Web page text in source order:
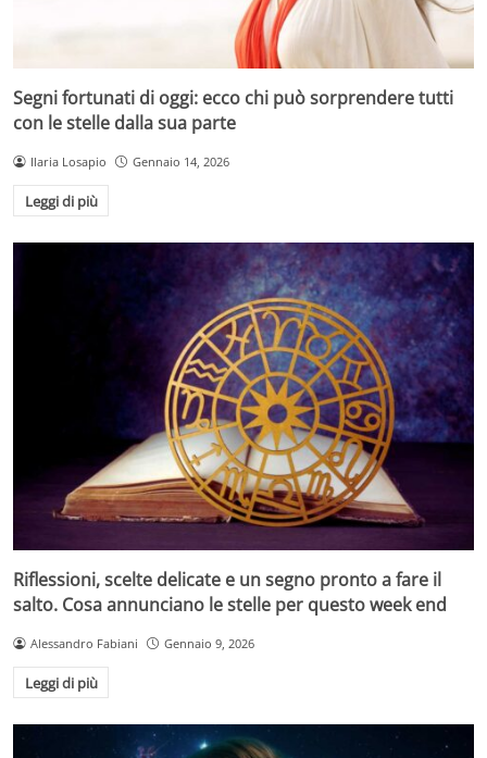
Segni fortunati di oggi: ecco chi può sorprendere tutti
con le stelle dalla sua parte
Ilaria Losapio Gennaio 14, 2026
Leggi di più
Riflessioni, scelte delicate e un segno pronto a fare il
salto. Cosa annunciano le stelle per questo week end
Alessandro Fabiani Gennaio 9, 2026
Leggi di più